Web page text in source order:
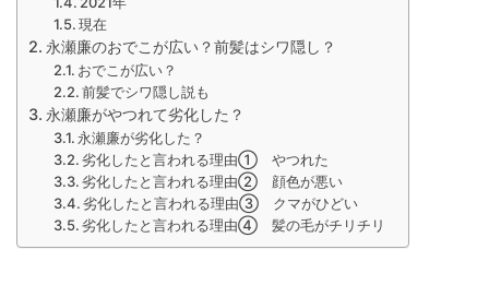
現在
永瀬廉のおでこが広い？前髪はシワ隠し？
おでこが広い？
前髪でシワ隠し説も
永瀬廉がやつれて劣化した？
永瀬廉が劣化した？
劣化したと言われる理由① やつれた
劣化したと言われる理由② 顔色が悪い
劣化したと言われる理由③ クマがひどい
劣化したと言われる理由④ 髪の毛がチリチリ